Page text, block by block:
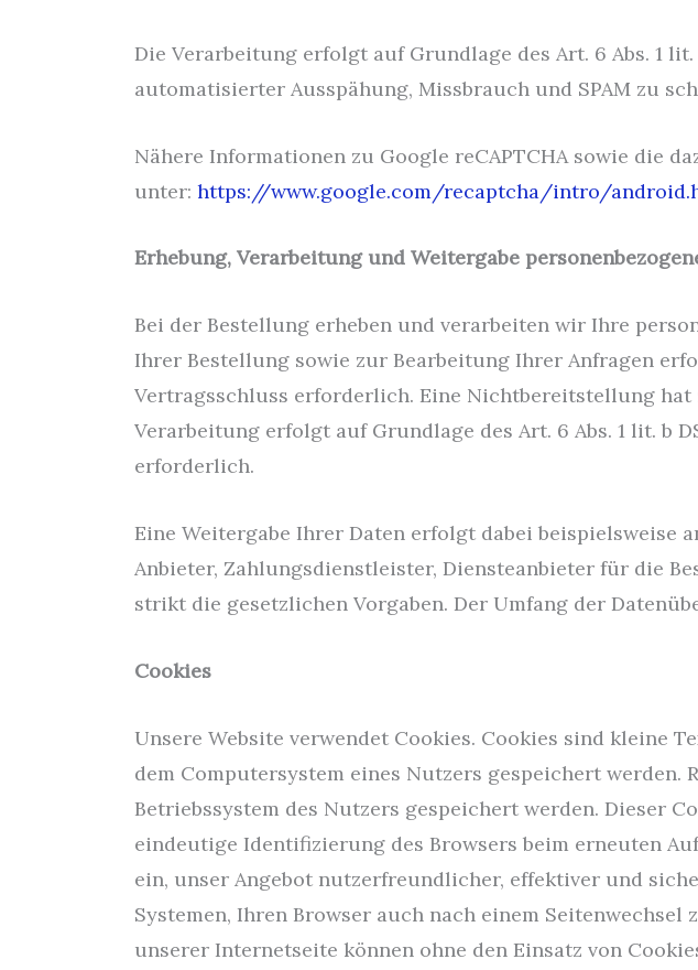
Die Verarbeitung erfolgt auf Grundlage des Art. 6 Abs. 1
automatisierter Ausspähung, Missbrauch und SPAM zu
Nähere Informationen zu Google reCAPTCHA sowie die
unter: https://www.google.com/recaptcha/intro/
Erhebung, Verarbeitung und Weitergabe
Bei der Bestellung erheben und verarbeiten wir Ihre
Ihrer Bestellung sowie zur Bearbeitung Ihrer Anfragen
Vertragsschluss erforderlich. Eine Nichtbereitstellung hat
Verarbeitung erfolgt auf Grundlage des Art. 6 Abs. 1 lit. b
erforderlich.
Eine Weitergabe Ihrer Daten erfolgt dabei beispielsweise
Anbieter, Zahlungsdienstleister, Diensteanbieter für die
strikt die gesetzlichen Vorgaben. Der Umfang der
Cookies
Unsere Website verwendet Cookies. Cookies sind kleine
dem Computersystem eines Nutzers gespeichert werden.
Betriebssystem des Nutzers gespeichert werden. Dieser
eindeutige Identifizierung des Browsers beim erneuten
ein, unser Angebot nutzerfreundlicher, effektiver und
Systemen, Ihren Browser auch nach einem
unserer Internetseite können ohne den Einsatz von